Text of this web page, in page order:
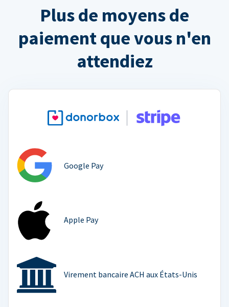
Plus de moyens de
paiement que vous n'en
attendiez
Google Pay
Apple Pay
Virement bancaire ACH aux États-Unis